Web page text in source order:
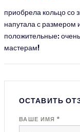
приобрела кольцо со
напутала с размером
положительные:
мастерам!
ОСТАВИТЬ
ВАШЕ ИМЯ *